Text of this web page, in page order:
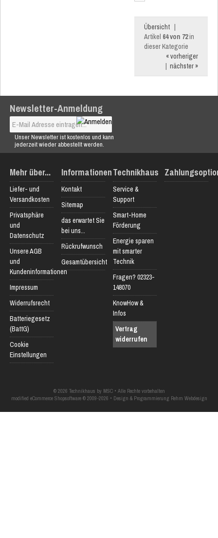
Übersicht |
Artikel 64 von 72in
dieser Kategorie
« vorheriger
| nächster »
Newsletter-Anmeldung
Unser Newsletter ist kostenlos und kann
jederzeit wieder abbestellt werden.
Mehr über...
Liefer- und
Versandkosten
Privatsphäre
und
Datenschutz
Unsere AGB
und
Kundeninformationen
Impressum
Widerrufsrecht
Batteriegesetz
(BattG)
Cookie
Einstellungen
Informationen
Kontakt
Sitemap
das erwartet Sie
bei uns...
Rückrufwunsch
Gesamtübersicht
Technikhaus
Service &
Support
Smart-Home
Förderung
Energie sparen
mit smarter
Technik
Fragen? 02323-
148070
KnowHow &
Infos
Vertrag
widerrufen
© 2026 Technikhaus by MSC • Alle Rechte vorbehalten
modified eCommerce Shopsoftware © 2009-2026 • Design & Programmierung Rehm Webdesign